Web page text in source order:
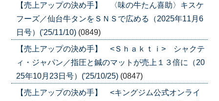
【売上アップの決め手】 〈味の牛たん喜助〉キスケ
フーズ／仙台牛タンをＳＮＳで広める（2025年11月6
日号）('25/11/10) (0849)
【売上アップの決め手】 <Ｓｈａｋｔｉ> シャクテ
ィ・ジャパン／指圧と鍼のマットが売上１３倍に（20
25年10月23日号）('25/10/25) (0847)
【売上アップの決め手】 <キングジム公式オンライ